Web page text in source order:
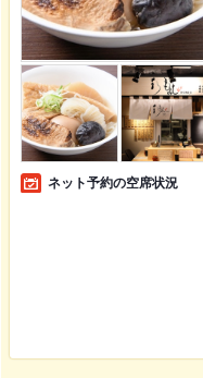
ネット予約の空席状況